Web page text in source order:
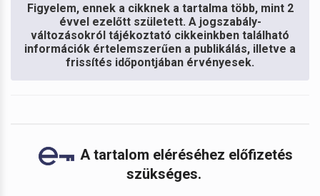
Figyelem, ennek a cikknek a tartalma több, mint 2
évvel ezelőtt született. A jogszabály-
változásokról tájékoztató cikkeinkben található
információk értelemszerűen a publikálás, illetve a
frissítés időpontjában érvényesek.
A tartalom eléréséhez előfizetés
szükséges.